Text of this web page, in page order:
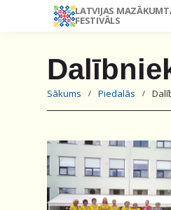
LATVIJAS
FESTIVĀLS
Sākums Piedalās